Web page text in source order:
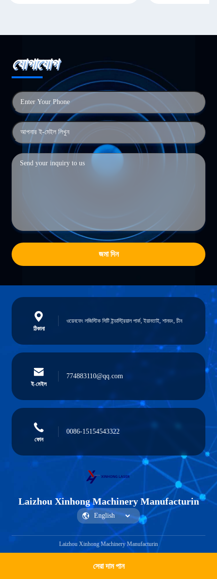
সেরা দাম পান
যোগাযোগ
জমা দিন
ঠিকানা
ওয়েনফেং লজিস্টিক সিটি ইন্ডাস্ট্রিয়াল পার্ক, ইয়ানতাই, শানডং, চীন
ই-মেইল
774883110@qq.com
ফোন
0086-15154543322
Laizhou Xinhong Machinery Manufacturin
Laizhou Xinhong Machinery Manufacturin